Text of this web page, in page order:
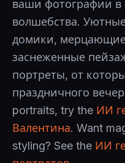
ваши фотографии в
волшебства.
домики,
заснеженные
портреты, от
праздничного
portraits, try the ИИ
Валентина. Want
styling? See the ИИ